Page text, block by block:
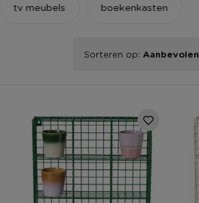
tv meubels boekenkasten
Sorteren op: Aanbevolen